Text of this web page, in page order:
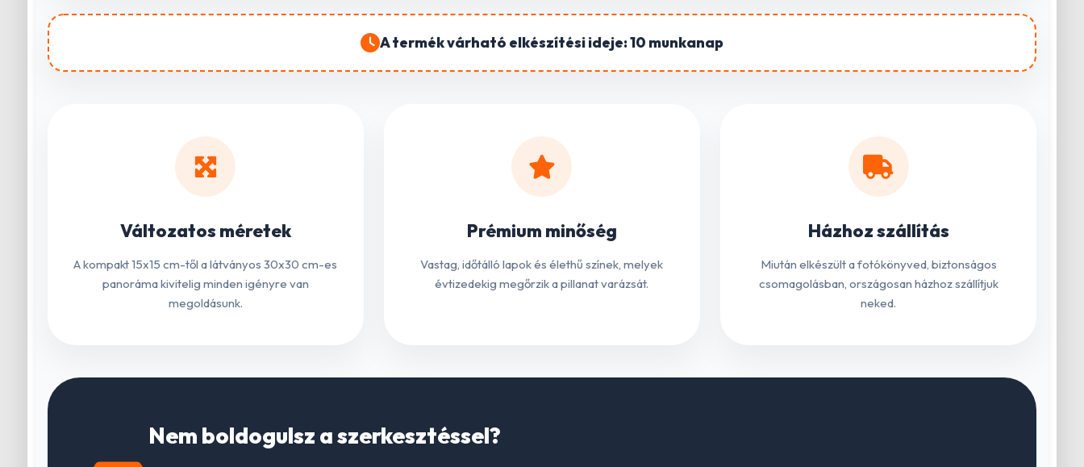
A termék várható elkészítési ideje:10 munkanap
Változatos méretek
A kompakt 15x15 cm-től a látványos 30x30 cm-es
panoráma kivitelig minden igényre van
megoldásunk.
Prémium minőség
Vastag, időtálló lapok és élethű színek, melyek
évtizedekig megőrzik a pillanat varázsát.
Házhoz szállítás
Miután elkészült a fotókönyved, biztonságos
csomagolásban, országosan házhoz szállítjuk
neked.
Nem boldogulsz a szerkesztéssel?